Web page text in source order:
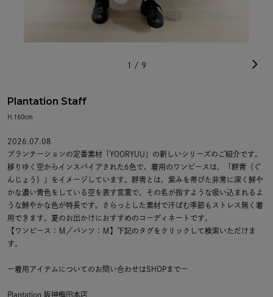
1 / 9
Plantation Staff
H.160cm
2026.07.08
プランテーションの定番素材「YOORYUU」の新しいシリーズのご紹介です。
移りゆく空からインスパイアされた6色で、着用のワンピースは、「群青（ぐ
んじょう）」をイメージしています。群青とは、紫みを帯びた非常に深く鮮や
かな濃い青色をしている空を表す言葉で、その名が指すような吸い込まれるよ
うな鮮やかな色が特長です。さらっとした素材で汗ばむ季節もストレス無く着
用できます。夏のお出かけにおすすめのコーディネートです。
【ワンピース：Ｍ／パンツ：Ｍ】下記のタグをクリックして検索いただけま
す。
ー着用アイテムについてのお問い合わせはSHOPまでー
Plantation 阪神梅田本店